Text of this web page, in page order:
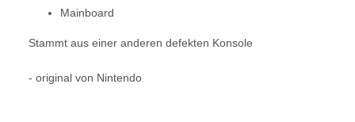
Mainboard
Stammt aus einer anderen defekten Konsole
- original von Nintendo